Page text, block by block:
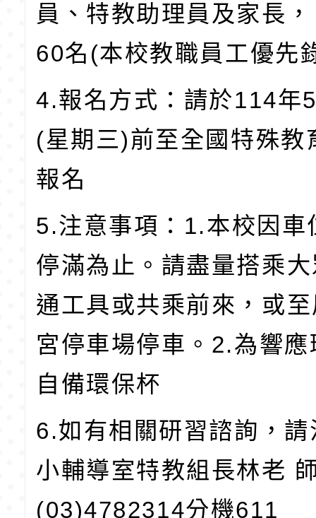
員、特教助理員及家長
60名(本校教職員工優先
4.報名方式：請於114年
(星期三)前至全國特殊教
報名
5.注意事項：1.本校因車
停滿為止。請盡量搭乘
通工具或共乘前來，或
宮停車場停車。2.為響
自備環保杯
6.如有相關研習諮詢，
小輔導室特教組長林老
(03)4782314分機611